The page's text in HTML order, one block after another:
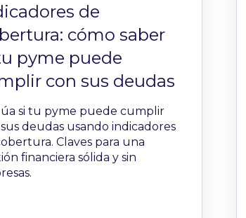
de
cómo saber
pyme puede
con sus deudas
si tu pyme puede cumplir
deudas usando indicadores
Claves para una
financiera sólida y sin